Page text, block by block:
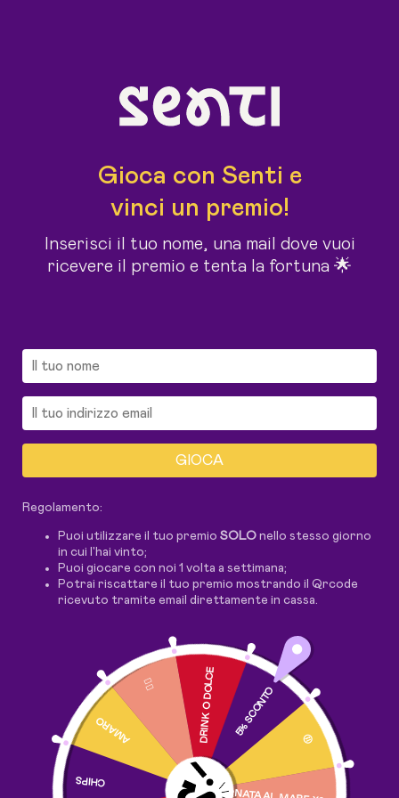
Gioca con Senti e
vinci un premio!
Inserisci il tuo nome, una mail dove vuoi
ricevere il premio e tenta la fortuna 🌟
5% SCONTO
😒
CHIPS
AMARO
🤷‍♂️ DRINK O DOLCE
GIOCA
Regolamento:
Puoi utilizzare il tuo premio SOLO nello stesso giorno
in cui l'hai vinto;
Puoi giocare con noi 1 volta a settimana;
Potrai riscattare il tuo premio mostrando il Qrcode
ricevuto tramite email direttamente in cassa.